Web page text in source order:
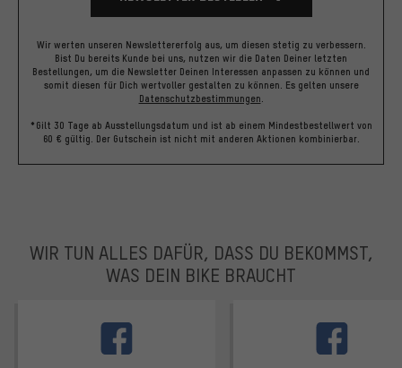
Wir werten unseren Newslettererfolg aus, um diesen stetig zu verbessern.
Bist Du bereits Kunde bei uns, nutzen wir die Daten Deiner letzten
Bestellungen, um die Newsletter Deinen Interessen anpassen zu können und
somit diesen für Dich wertvoller gestalten zu können. Es gelten unsere
Datenschutzbestimmungen.
*Gilt 30 Tage ab Ausstellungsdatum und ist ab einem Mindestbestellwert von
60 € gültig. Der Gutschein ist nicht mit anderen Aktionen kombinierbar.
WIR TUN ALLES DAFÜR, DASS DU BEKOMMST,
WAS DEIN BIKE BRAUCHT